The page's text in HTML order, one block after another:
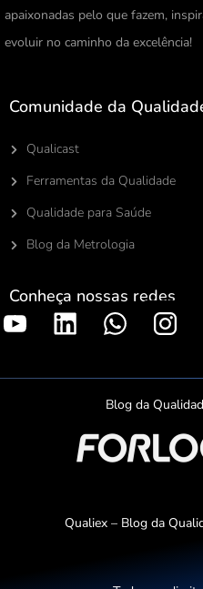
apaixonadas pelo que fazem,
evoluir no caminho da excelência!
Comunidade da
Qualicast
Ferramentas da Qualidade
Qualidade para Saúde
Blog da Metrologia
Conheça nossas redes
Blog da
Qualiex – Blog da